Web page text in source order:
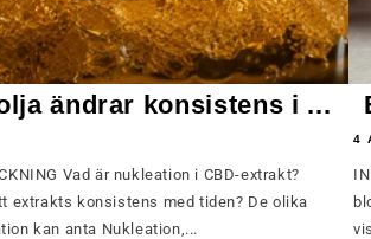
ändrar konsistens i ...
Vad är nukleation i CBD-extrakt?
extrakts konsistens med tiden? De olika
kan anta Nukleation,...
4